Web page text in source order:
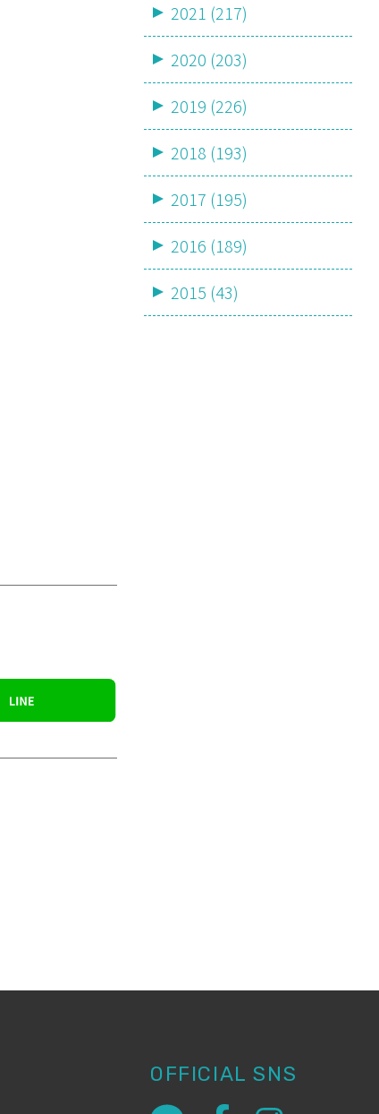
2021 (217)
2020 (203)
2019 (226)
2018 (193)
2017 (195)
2016 (189)
2015 (43)
OFFICIAL SNS